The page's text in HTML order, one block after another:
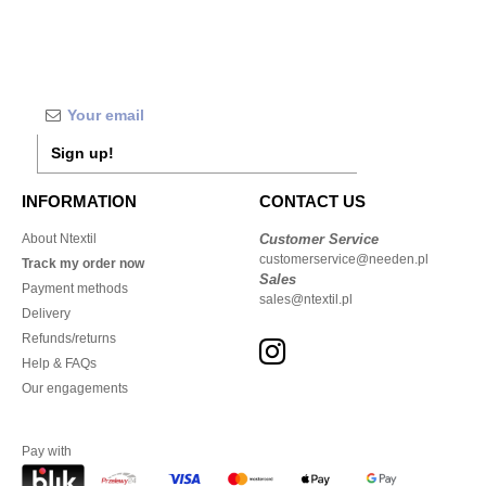
Sign up!
INFORMATION
About Ntextil
Track my order now
Payment methods
Delivery
Refunds/returns
Help & FAQs
Our engagements
CONTACT US
Customer Service
customerservice@needen.pl
Sales
sales@ntextil.pl
Pay with